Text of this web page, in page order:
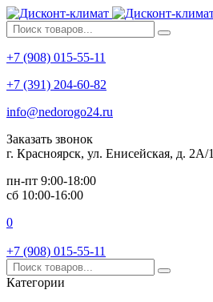
+7 (908) 015-55-11
+7 (391) 204-60-82
info@nedorogo24.ru
Заказать звонок
г. Красноярск, ул. Енисейская, д. 2А/1
пн-пт 9:00-18:00
сб 10:00-16:00
0
+7 (908) 015-55-11
Категории